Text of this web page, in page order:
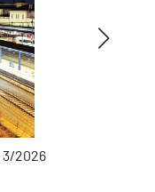
3/2026